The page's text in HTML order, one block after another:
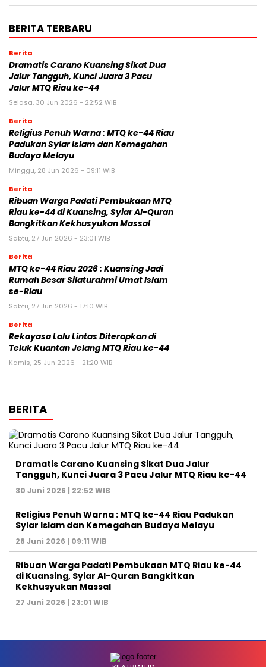
BERITA TERBARU
Berita
Dramatis Carano Kuansing Sikat Dua
Jalur Tangguh, Kunci Juara 3 Pacu
Jalur MTQ Riau ke-44
Selasa, 30 Jun 2026 - 22:52 WIB
Berita
Religius Penuh Warna : MTQ ke-44 Riau
Padukan Syiar Islam dan Kemegahan
Budaya Melayu
Minggu, 28 Jun 2026 - 09:11 WIB
Berita
Ribuan Warga Padati Pembukaan MTQ
Riau ke-44 di Kuansing, Syiar Al-Quran
Bangkitkan Kekhusyukan Massal
Sabtu, 27 Jun 2026 - 23:01 WIB
Berita
MTQ ke-44 Riau 2026 : Kuansing Jadi
Rumah Besar Silaturahmi Umat Islam
se-Riau
Sabtu, 27 Jun 2026 - 17:10 WIB
Berita
Rekayasa Lalu Lintas Diterapkan di
Teluk Kuantan Jelang MTQ Riau ke-44
Kamis, 25 Jun 2026 - 21:20 WIB
BERITA
Dramatis Carano Kuansing Sikat Dua Jalur
Tangguh, Kunci Juara 3 Pacu Jalur MTQ Riau ke-44
30 Juni 2026 | 22:52 WIB
Religius Penuh Warna : MTQ ke-44 Riau Padukan
Syiar Islam dan Kemegahan Budaya Melayu
28 Juni 2026 | 09:11 WIB
Ribuan Warga Padati Pembukaan MTQ Riau ke-44
di Kuansing, Syiar Al-Quran Bangkitkan
Kekhusyukan Massal
27 Juni 2026 | 23:01 WIB